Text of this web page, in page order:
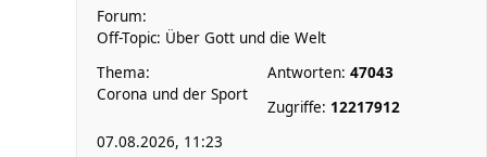
Forum:
Off-Topic: Über Gott und die Welt
Thema:
Corona und der Sport
Antworten: 47043
Zugriffe: 12217912
07.08.2026, 11:23